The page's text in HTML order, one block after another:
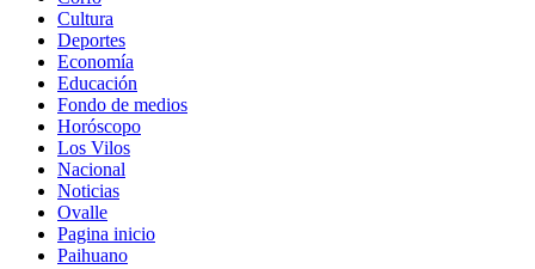
Cultura
Deportes
Economía
Educación
Fondo de medios
Horóscopo
Los Vilos
Nacional
Noticias
Ovalle
Pagina inicio
Paihuano